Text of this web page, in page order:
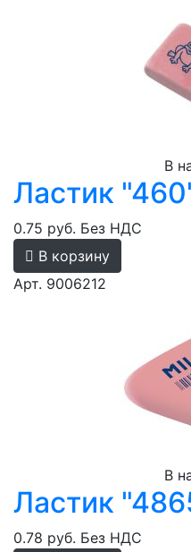
В
Ластик
0.75 руб. Без НДС
В корзину
Арт. 9006212
В
Ластик
0.78 руб. Без НДС